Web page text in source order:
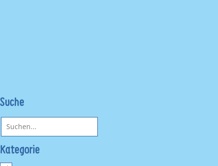
Suche
Kategorie